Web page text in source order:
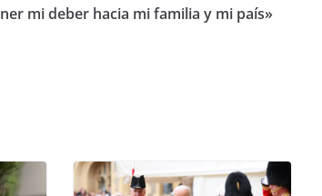
mi deber hacia mi familia y mi país»